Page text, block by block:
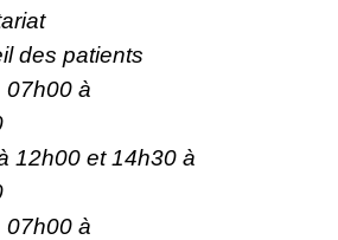
des patients
à
12h00 et 14h30 à
à